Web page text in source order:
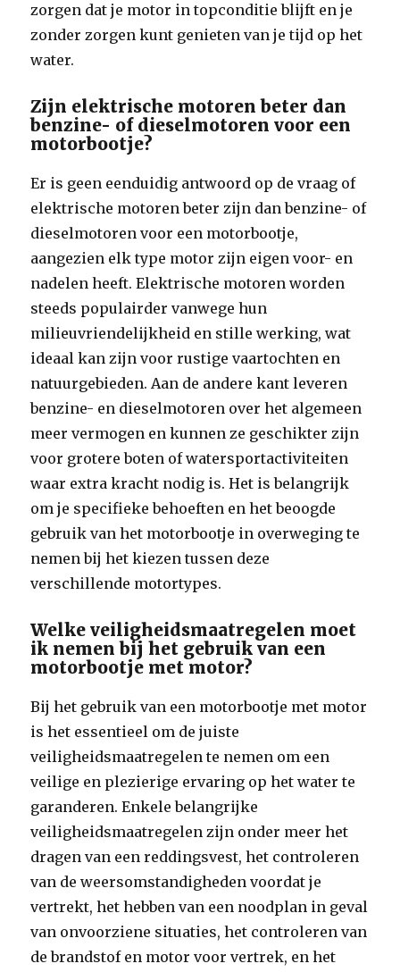
zorgen dat je motor in topconditie blijft en je
zonder zorgen kunt genieten van je tijd op het
water.
Zijn elektrische motoren beter dan
benzine- of dieselmotoren voor een
motorbootje?
Er is geen eenduidig antwoord op de vraag of
elektrische motoren beter zijn dan benzine- of
dieselmotoren voor een motorbootje,
aangezien elk type motor zijn eigen voor- en
nadelen heeft. Elektrische motoren worden
steeds populairder vanwege hun
milieuvriendelijkheid en stille werking, wat
ideaal kan zijn voor rustige vaartochten en
natuurgebieden. Aan de andere kant leveren
benzine- en dieselmotoren over het algemeen
meer vermogen en kunnen ze geschikter zijn
voor grotere boten of watersportactiviteiten
waar extra kracht nodig is. Het is belangrijk
om je specifieke behoeften en het beoogde
gebruik van het motorbootje in overweging te
nemen bij het kiezen tussen deze
verschillende motortypes.
Welke veiligheidsmaatregelen moet
ik nemen bij het gebruik van een
motorbootje met motor?
Bij het gebruik van een motorbootje met motor
is het essentieel om de juiste
veiligheidsmaatregelen te nemen om een
veilige en plezierige ervaring op het water te
garanderen. Enkele belangrijke
veiligheidsmaatregelen zijn onder meer het
dragen van een reddingsvest, het controleren
van de weersomstandigheden voordat je
vertrekt, het hebben van een noodplan in geval
van onvoorziene situaties, het controleren van
de brandstof en motor voor vertrek, en het